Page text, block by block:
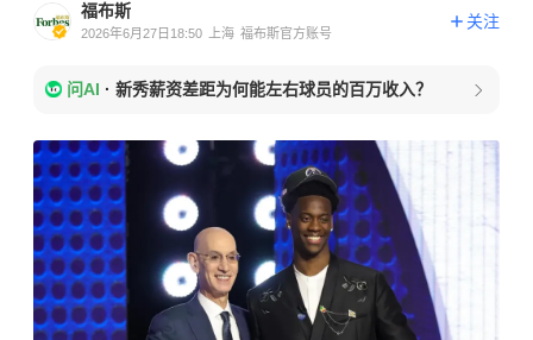
福布斯
2026年6月27日18:50 上海 福布斯官方账号
关注
问AI · 新秀薪资差距为何能左右球员的百万收入？